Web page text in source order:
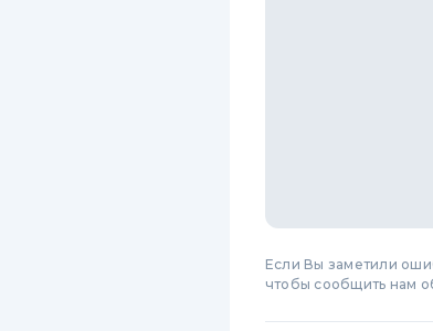
Если Вы заметили
чтобы сообщить нам